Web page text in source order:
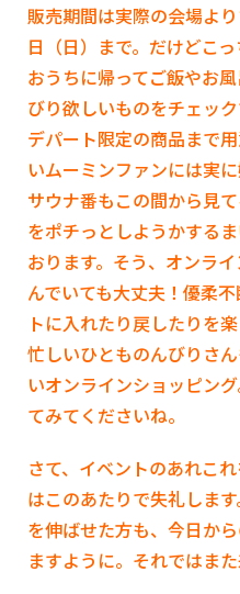
販売期間は実際の会場よ
日（日）まで。だけどこ
おうちに帰ってご飯やお
びり欲しいものをチェック
デパート限定の商品まで
いムーミンファンには実に
サウナ番もこの間から見
をポチっとしようかする
おります。そう、オンラ
んでいても大丈夫！優柔
トに入れたり戻したりを楽
忙しいひとものんびりさ
いオンラインショッピン
てみてくださいね。
さて、イベントのあれこ
はこのあたりで失礼しま
を伸ばせた方も、今日か
ますように。それではまた